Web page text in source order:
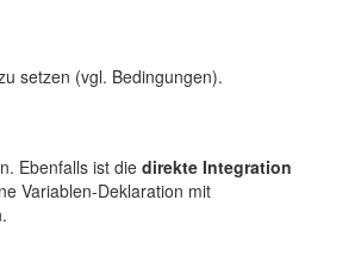
setzen (vgl. Bedingungen).
Ebenfalls ist die direkte Integration
Variablen-Deklaration mit